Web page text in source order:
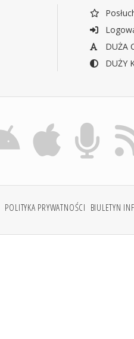
DUŻA
DUŻY
POLITYKA PRYWATNOŚCI BIULETYN